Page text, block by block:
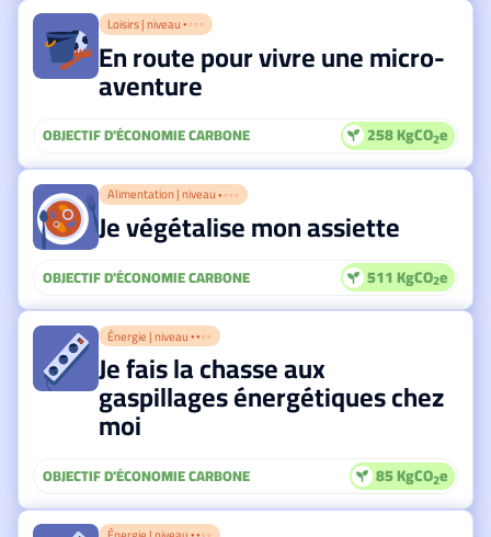
Loisirs | niveau ● ○ ○ ○
En route pour vivre une micro-
aventure
OBJECTIF D'ÉCONOMIE CARBONE 258 KgCO2e
Alimentation | niveau ● ○ ○ ○
Je végétalise mon assiette
OBJECTIF D'ÉCONOMIE CARBONE 511 KgCO2e
Énergie | niveau ● ● ○ ○
Je fais la chasse aux
gaspillages énergétiques chez
moi
OBJECTIF D'ÉCONOMIE CARBONE 85 KgCO2e